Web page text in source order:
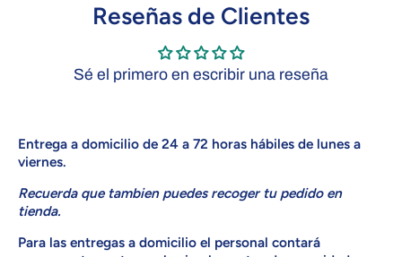
Reseñas de Clientes
Sé el primero en escribir una reseña
Entrega a domicilio de 24 a 72 horas hábiles de lunes a
viernes.
Recuerda que tambien puedes recoger tu pedido en
tienda.
Para las entregas a domicilio el personal contará